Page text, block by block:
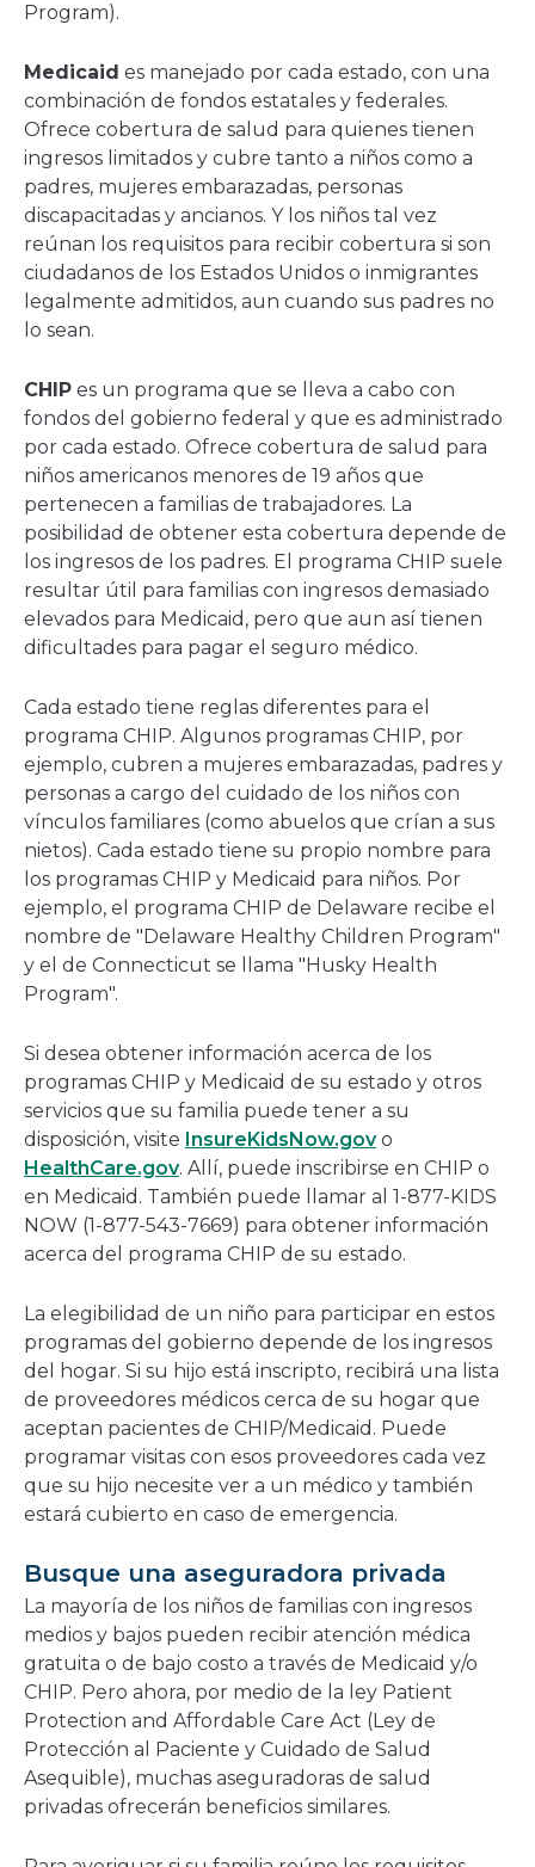
Program).
Medicaid es manejado por cada estado, con una
combinación de fondos estatales y federales.
Ofrece cobertura de salud para quienes tienen
ingresos limitados y cubre tanto a niños como a
padres, mujeres embarazadas, personas
discapacitadas y ancianos. Y los niños tal vez
reúnan los requisitos para recibir cobertura si son
ciudadanos de los Estados Unidos o inmigrantes
legalmente admitidos, aun cuando sus padres no
lo sean.
CHIP es un programa que se lleva a cabo con
fondos del gobierno federal y que es administrado
por cada estado. Ofrece cobertura de salud para
niños americanos menores de 19 años que
pertenecen a familias de trabajadores. La
posibilidad de obtener esta cobertura depende de
los ingresos de los padres. El programa CHIP suele
resultar útil para familias con ingresos demasiado
elevados para Medicaid, pero que aun así tienen
dificultades para pagar el seguro médico.
Cada estado tiene reglas diferentes para el
programa CHIP. Algunos programas CHIP, por
ejemplo, cubren a mujeres embarazadas, padres y
personas a cargo del cuidado de los niños con
vínculos familiares (como abuelos que crían a sus
nietos). Cada estado tiene su propio nombre para
los programas CHIP y Medicaid para niños. Por
ejemplo, el programa CHIP de Delaware recibe el
nombre de "Delaware Healthy Children Program"
y el de Connecticut se llama "Husky Health
Program".
Si desea obtener información acerca de los
programas CHIP y Medicaid de su estado y otros
servicios que su familia puede tener a su
disposición, visite InsureKidsNow.govo
HealthCare.gov. Allí, puede inscribirse en CHIP o
en Medicaid. También puede llamar al 1-877-KIDS
NOW (1-877-543-7669) para obtener información
acerca del programa CHIP de su estado.
La elegibilidad de un niño para participar en estos
programas del gobierno depende de los ingresos
del hogar. Si su hijo está inscripto, recibirá una lista
de proveedores médicos cerca de su hogar que
aceptan pacientes de CHIP/Medicaid. Puede
programar visitas con esos proveedores cada vez
que su hijo necesite ver a un médico y también
estará cubierto en caso de emergencia.
Busque una aseguradora privada
La mayoría de los niños de familias con ingresos
medios y bajos pueden recibir atención médica
gratuita o de bajo costo a través de Medicaid y/o
CHIP. Pero ahora, por medio de la ley Patient
Protection and Affordable Care Act (Ley de
Protección al Paciente y Cuidado de Salud
Asequible), muchas aseguradoras de salud
privadas ofrecerán beneficios similares.